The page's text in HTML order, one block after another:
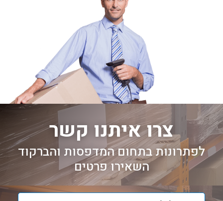
צרו איתנו קשר
לפתרונות בתחום המדפסות והברקוד
השאירו פרטים